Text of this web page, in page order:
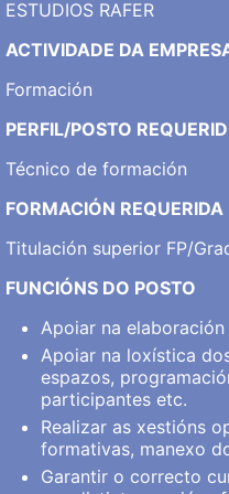
ESTUDIOS RAFER
ACTIVIDADE DA
Formación
PERFIL/POSTO
Técnico de formación
FORMACIÓN REQUERIDA
Titulación superior FP/
FUNCIÓNS DO POSTO
Apoiar na
Apoiar na loxística
espazos,
participantes etc.
Realizar as xestións
formativas, manexo
Garantir o correcto